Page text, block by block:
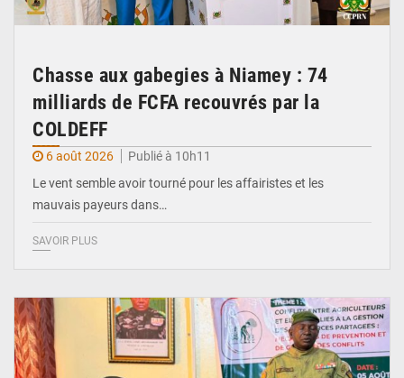
Chasse aux gabegies à Niamey : 74
milliards de FCFA recouvrés par la
COLDEFF
6 août 2026
Publié à 10h11
Le vent semble avoir tourné pour les affairistes et les
mauvais payeurs dans…
SAVOIR PLUS